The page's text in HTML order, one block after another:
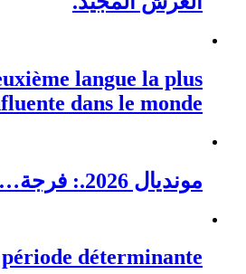
langue la plus
dans le monde>
مونديال 2026.: فرجة…متعة .ومفاجٱت لم تحملها الدورات ال22 السابقة …ويتربع منتخب لاروخا الاسباني على عرش الكرة العالمي.
déterminante…